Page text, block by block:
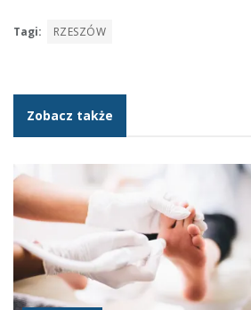
Tagi: RZESZÓW
Zobacz także